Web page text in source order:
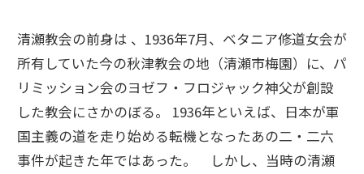
清瀬教会の前身は 、1936年7月、ベタニア修道女会が
所有していた今の秋津教会の地（清瀬市梅園）に、パ
リミッション会のヨゼフ・フロジャック神父が創設
した教会にさかのぼる。 1936年といえば、日本が軍
国主義の道を走り始める転機となったあの二・二六
事件が起きた年ではあった。 しかし、当時の清瀬